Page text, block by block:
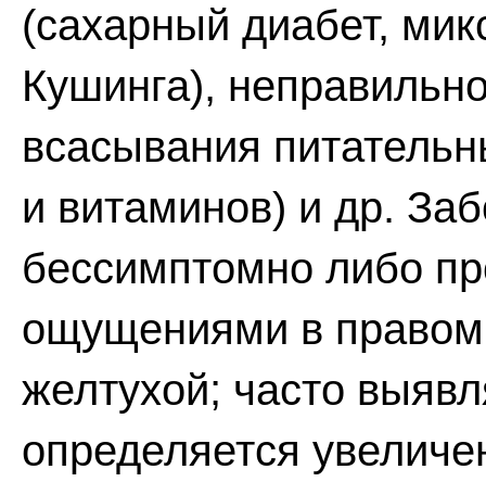
(сахарный диабет,
Кушинга),
всасывания
и витаминов) и др.
бессимптомно либо
ощущениями в правом
желтухой; часто
определяется